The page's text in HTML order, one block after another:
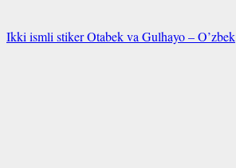
Ikki ismli stiker Otabek va Gulhayo – O’zbek